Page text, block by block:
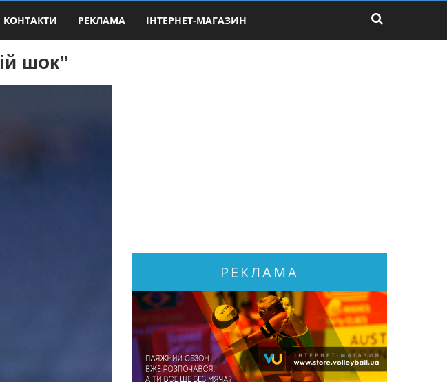
КОНТАКТИ РЕКЛАМА ІНТЕРНЕТ-МАГАЗИН
шок”
РЕКЛАМА